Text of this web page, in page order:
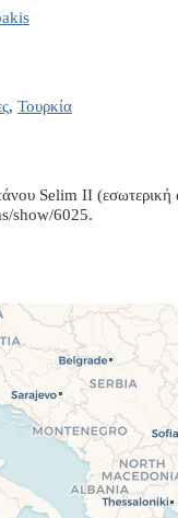
, Τουρκία
Selim II
show/6025.